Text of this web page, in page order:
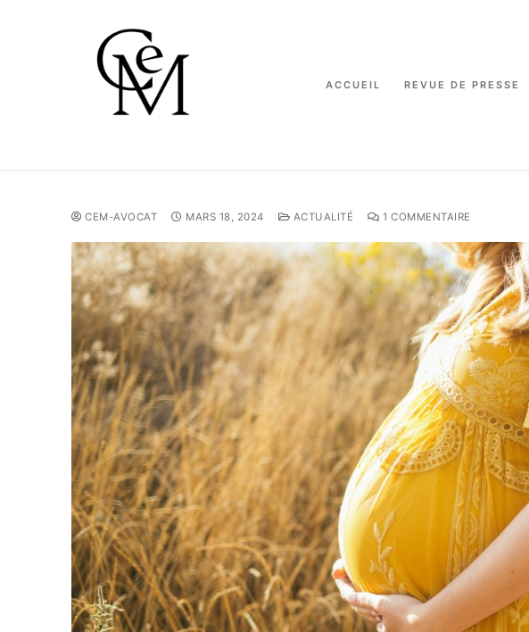
ACCUEIL REVUE DE PRESSE
CEM-AVOCAT MARS 18, 2024 ACTUALITÉ 1 COMMENTAIRE